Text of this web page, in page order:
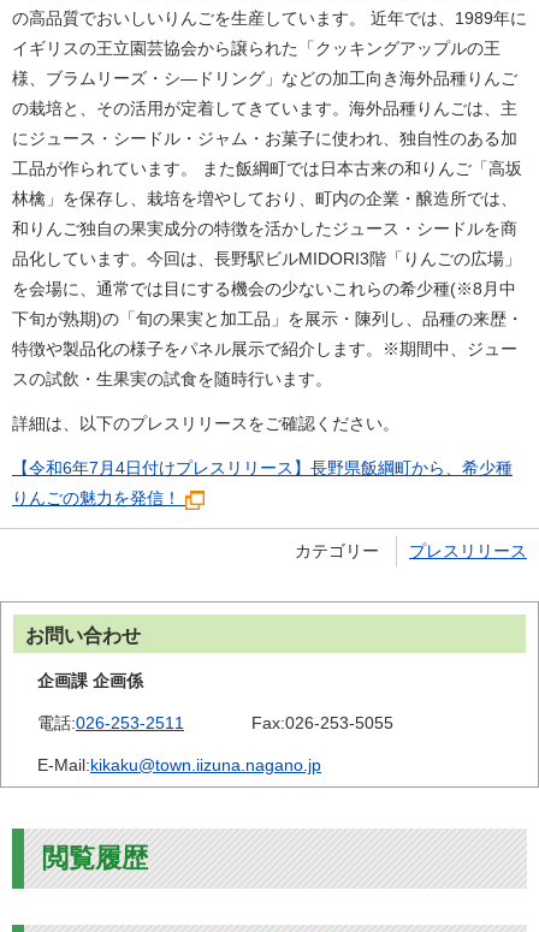
の高品質でおいしいりんごを生産しています。 近年では、1989年に
イギリスの王立園芸協会から譲られた「クッキングアップルの王
様、ブラムリーズ・シ―ドリング」などの加工向き海外品種りんご
の栽培と、その活用が定着してきています。海外品種りんごは、主
にジュース・シードル・ジャム・お菓子に使われ、独自性のある加
工品が作られています。 また飯綱町では日本古来の和りんご「高坂
林檎」を保存し、栽培を増やしており、町内の企業・醸造所では、
和りんご独自の果実成分の特徴を活かしたジュース・シードルを商
品化しています。今回は、長野駅ビルMIDORI3階「りんごの広場」
を会場に、通常では目にする機会の少ないこれらの希少種(※8月中
下旬が熟期)の「旬の果実と加工品」を展示・陳列し、品種の来歴・
特徴や製品化の様子をパネル展示で紹介します。※期間中、ジュー
スの試飲・生果実の試食を随時行います。
詳細は、以下のプレスリリースをご確認ください。
【令和6年7月4日付けプレスリリース】長野県飯綱町から、希少種
りんごの魅力を発信！
カテゴリー プレスリリース
お問い合わせ
企画課 企画係
電話:026-253-2511 Fax:026-253-5055
E-Mail:kikaku@town.iizuna.nagano.jp
閲覧履歴